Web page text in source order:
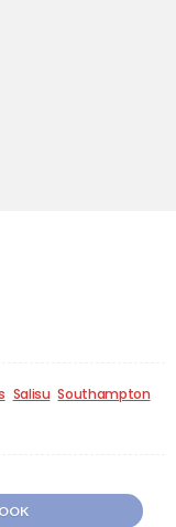
Salisu Southampton